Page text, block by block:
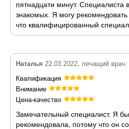
пятнадцати минут. Специалиста
знакомых. Я могу рекомендовать
что квалифицированный
Наталья 22.03.2022, лечащий
Квалификация
Внимание
Цена-качество
Замечательный специалист. Я
рекомендовала, потому что он